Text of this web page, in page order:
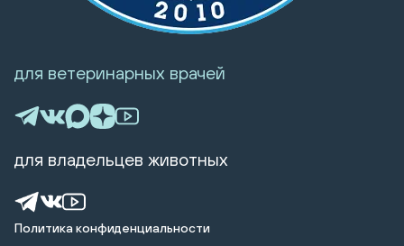
Политика конфиденциальности
для ветеринарных врачей
для владельцев животных